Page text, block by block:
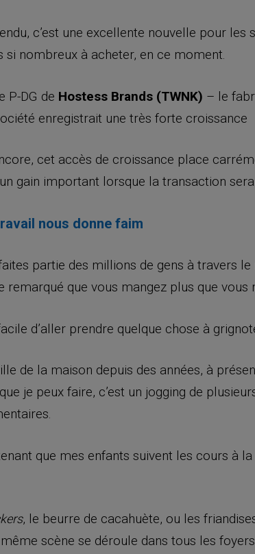
c’est une excellente nouvelle pour
si nombreux à acheter, en ce moment.
P-DG de Hostess Brands (TWNK) – le
enregistrait une très forte croissance
cet accès de croissance place
gain important lorsque la transaction
nous donne faim
partie des millions de gens à travers
remarqué que vous mangez plus que vous
d’aller prendre quelque chose à
de la maison depuis des années, à
je peux faire, c’est un jogging de
que mes enfants suivent les cours à
, le beurre de cacahuète, ou les
scène se déroule dans tous les